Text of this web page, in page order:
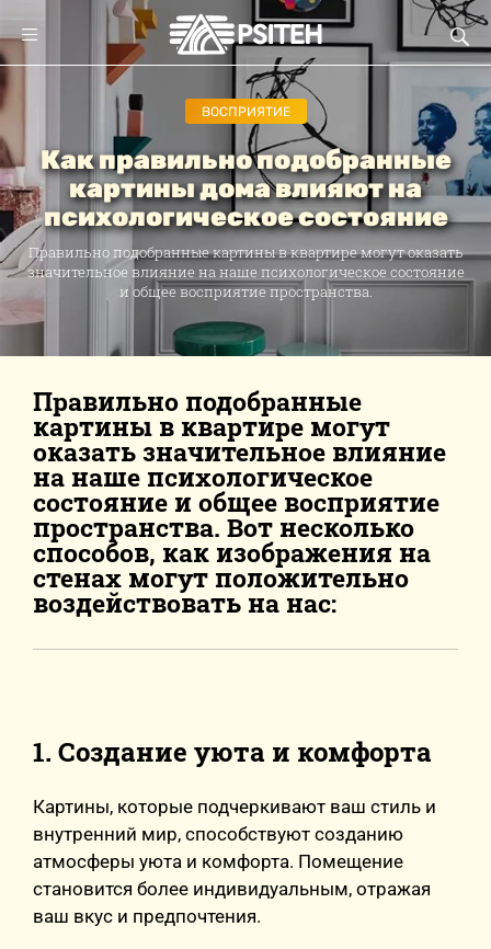
ВОСПРИЯТИЕ
Как правильно подобранные
картины дома влияют на
психологическое состояние
Правильно подобранные картины в квартире могут оказать
значительное влияние на наше психологическое состояние
и общее восприятие пространства.
Правильно подобранные
картины в квартире могут
оказать значительное влияние
на наше психологическое
состояние и общее восприятие
пространства. Вот несколько
способов, как изображения на
стенах могут положительно
воздействовать на нас:
1. Создание уюта и комфорта
Картины, которые подчеркивают ваш стиль и
внутренний мир, способствуют созданию
атмосферы уюта и комфорта. Помещение
становится более индивидуальным, отражая
ваш вкус и предпочтения.